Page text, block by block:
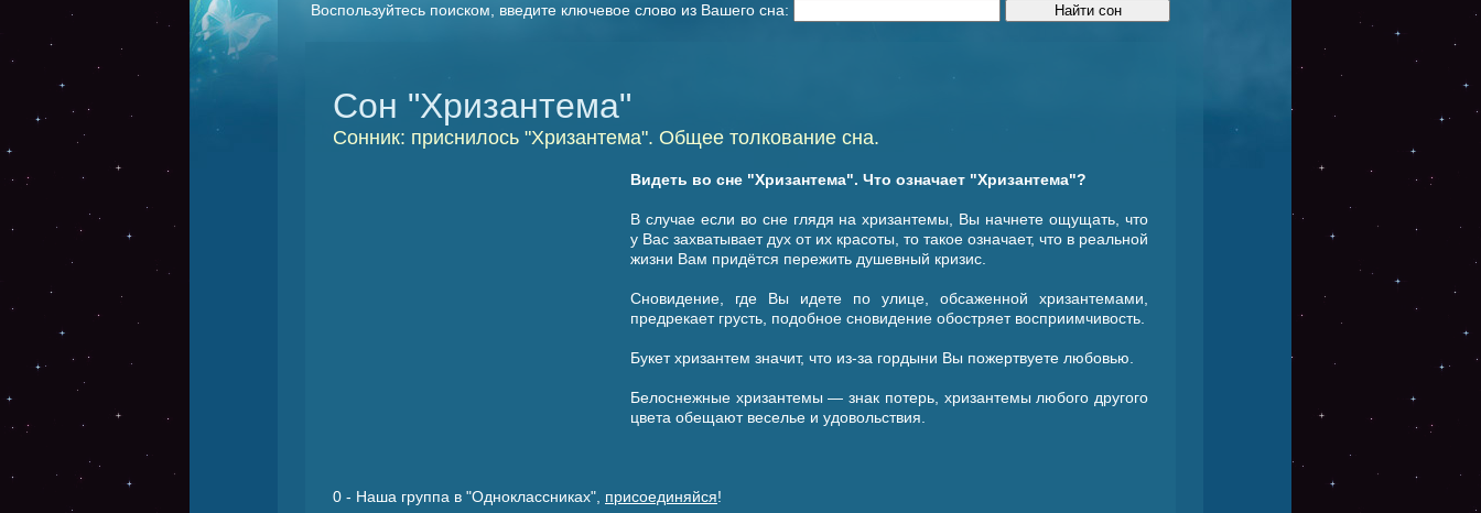
Воспользуйтесь поиском, введите ключевое слово из Вашего сна:
Сон "Хризантема"
Сонник: приснилось "Хризантема". Общее толкование сна.
Видеть во сне "Хризантема". Что означает "Хризантема"?
В случае если во сне глядя на хризантемы, Вы начнете ощущать, что
у Вас захватывает дух от их красоты, то такое означает, что в реальной
жизни Вам придётся пережить душевный кризис.
Сновидение, где Вы идете по улице, обсаженной хризантемами,
предрекает грусть, подобное сновидение обостряет восприимчивость.
Букет хризантем значит, что из-за гордыни Вы пожертвуете любовью.
Белоснежные хризантемы — знак потерь, хризантемы любого другого
цвета обещают веселье и удовольствия.
0 - Наша группа в "Одноклассниках", присоединяйся!